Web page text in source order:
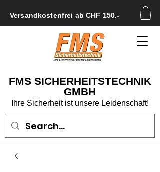
FMS SICHERHEITSTECHNIK
GMBH
Ihre Sicherheit ist unsere Leidenschaft!
Versandkostenfrei ab CHF 150.-